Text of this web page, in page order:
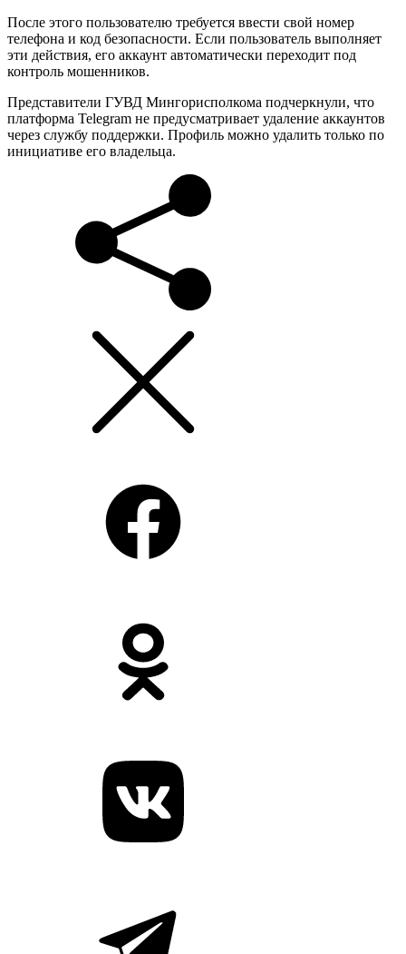
После этого пользователю требуется ввести свой номер
телефона и код безопасности. Если пользователь выполняет
эти действия, его аккаунт автоматически переходит под
контроль мошенников.
Представители ГУВД Мингорисполкома подчеркнули, что
платформа Telegram не предусматривает удаление аккаунтов
через службу поддержки. Профиль можно удалить только по
инициативе его владельца.